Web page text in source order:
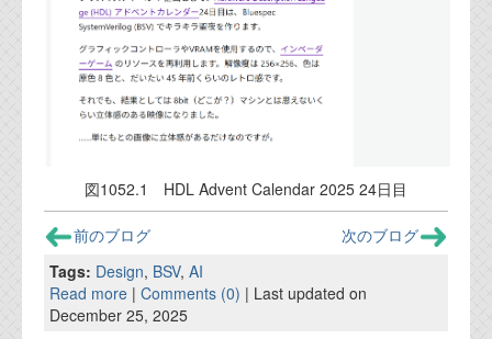
図1052.1 HDL Advent Calendar 2025 24日目
前のブログ
次のブログ
Tags: Design, BSV, AI
Read more | Comments (0) | Last updated on
December 25, 2025